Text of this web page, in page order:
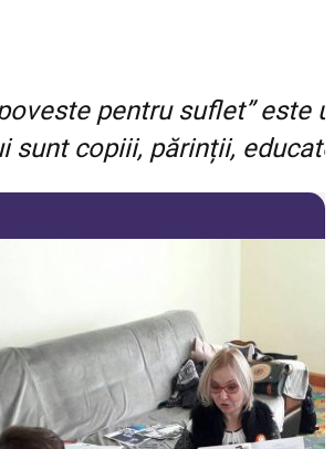
pentru suflet”
sunt copiii, părinții,